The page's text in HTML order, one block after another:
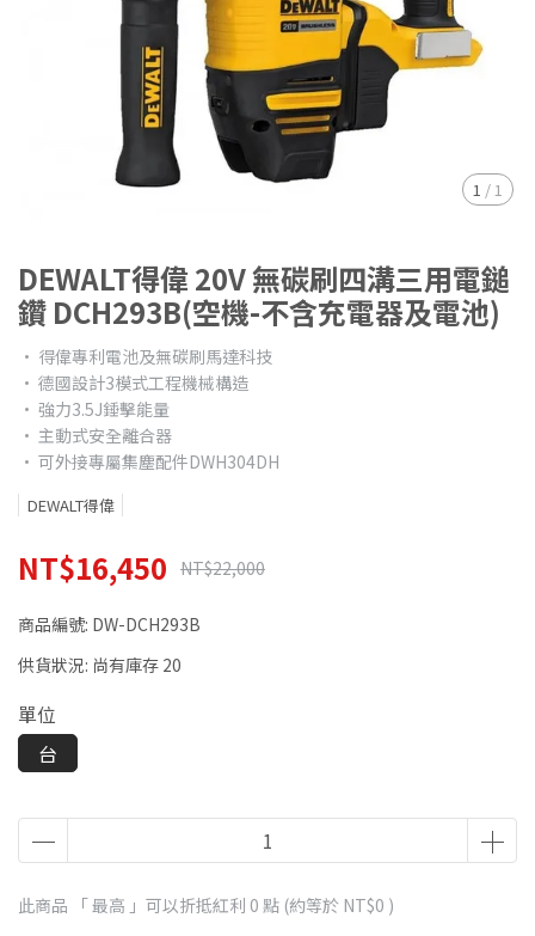
1 / 1
DEWALT得偉 20V 無碳刷四溝三用電鎚
鑽 DCH293B(空機-不含充電器及電池)
• 得偉專利電池及無碳刷馬達科技
• 德國設計3模式工程機械構造
• 強力3.5J錘擊能量
• 主動式安全離合器
• 可外接專屬集塵配件DWH304DH
DEWALT得偉
NT$16,450 NT$22,000
商品編號: DW-DCH293B
供貨狀況: 尚有庫存 20
單位
台
此商品 「 最高 」可以折抵紅利 0 點 (約等於 NT$0 )